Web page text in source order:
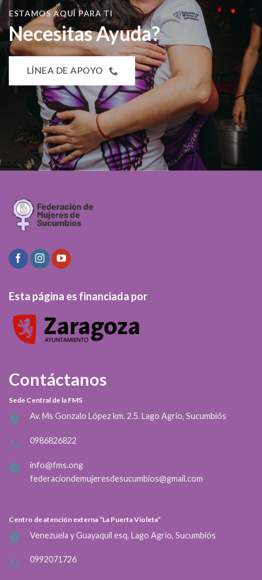
ESTAMOS AQUÍ PARA TI
Necesitas Ayuda?
LÍNEA DE APOYO
Esta página es financiada por
Contáctanos
Sede Central de la FMS
Av. Ms Gonzalo López km. 2.5. Lago Agrio, Sucumbiós
0986826822
info@fms.ong
federaciondemujeresdesucumbios@gmail.com
Centro de atención externa “La Puerta Violeta”
Venezuela y Guayaquil esq. Lago Agrio, Sucumbiós
0992071726